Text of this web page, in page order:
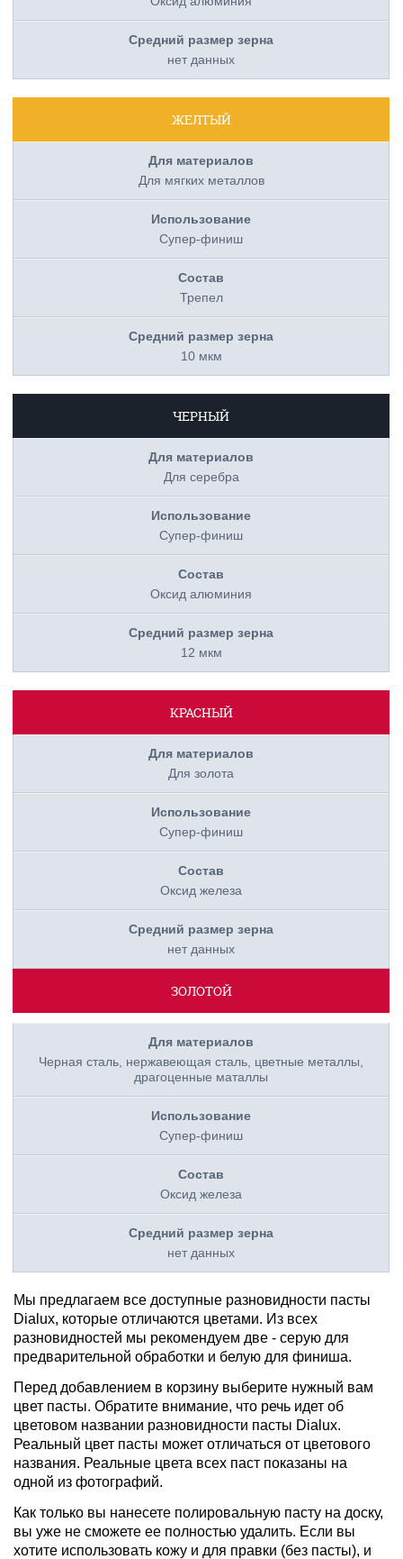
нет данных
ЖЕЛТЫЙ
Для мягких металлов
Супер-финиш
Трепел
10 мкм
ЧЕРНЫЙ
Для серебра
Супер-финиш
Оксид алюминия
12 мкм
КРАСНЫЙ
Для золота
Супер-финиш
Оксид железа
нет данных
ЗОЛОТОЙ
Черная сталь, нержавеющая сталь, цветные металлы,
драгоценные маталлы
Супер-финиш
Оксид железа
нет данных
Мы предлагаем все доступные разновидности пасты
Dialux, которые отличаются цветами. Из всех
разновидностей мы рекомендуем две - серую для
предварительной обработки и белую для финиша.
Перед добавлением в корзину выберите нужный вам
цвет пасты. Обратите внимание, что речь идет об
цветовом названии разновидности пасты Dialux.
Реальный цвет пасты может отличаться от цветового
названия. Реальные цвета всех паст показаны на
одной из фотографий.
Как только вы нанесете полировальную пасту на доску,
вы уже не сможете ее полностью удалить. Если вы
хотите использовать кожу и для правки (без пасты), и